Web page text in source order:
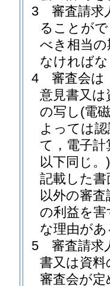
3
審査請求
ることが
べき相当
なければ
4
審査会は
意見書又
の写し (電
よっては
て，電子
以下同じ。)
記載した書
以外の審
の利益を
な理由が
5
審査請求
書又は資料
審査会が